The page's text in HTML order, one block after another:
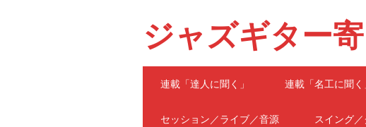
ジャズギター
Main menu
連載「達人に聞く」 連載「名工に聞く
セッション／ライブ／音源 スイング